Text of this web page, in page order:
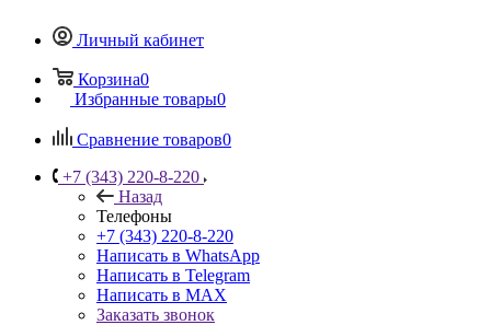
Личный кабинет
Корзина0
Избранные товары0
Сравнение товаров0
+7 (343) 220-8-220
Назад
Телефоны
+7 (343) 220-8-220
Написать в WhatsApp
Написать в Telegram
Написать в MAX
Заказать звонок